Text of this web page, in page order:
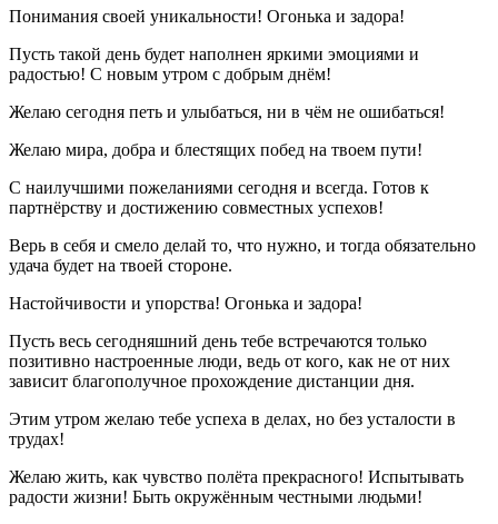
Понимания своей уникальности! Огонька и задора!
Пусть такой день будет наполнен яркими эмоциями и
радостью! С новым утром с добрым днём!
Желаю сегодня петь и улыбаться, ни в чём не ошибаться!
Желаю мира, добра и блестящих побед на твоем пути!
С наилучшими пожеланиями сегодня и всегда. Готов к
партнёрству и достижению совместных успехов!
Верь в себя и смело делай то, что нужно, и тогда обязательно
удача будет на твоей стороне.
Настойчивости и упорства! Огонька и задора!
Пусть весь сегодняшний день тебе встречаются только
позитивно настроенные люди, ведь от кого, как не от них
зависит благополучное прохождение дистанции дня.
Этим утром желаю тебе успеха в делах, но без усталости в
трудах!
Желаю жить, как чувство полёта прекрасного! Испытывать
радости жизни! Быть окружённым честными людьми!